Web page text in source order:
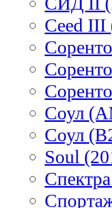
Ceed III
Соул
Соул
Soul